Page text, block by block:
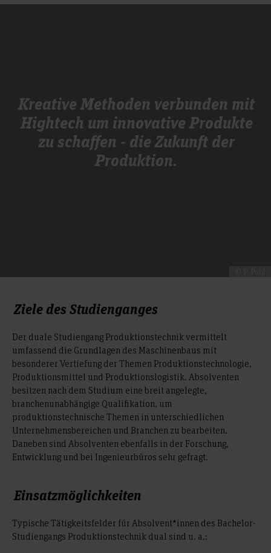
Kreative Methoden verbunden mit
Hightech um innovative Produkte
zu schaffen - die Zukunft der
Produktion.
Ziele des Studienganges
Der duale Studiengang Produktionstechnik vermittelt
umfassend die Grundlagen des Maschinenbaus mit
besonderer Vertiefung der Themen Produktionstechnologie,
Produktionsmittel und Produktionslogistik. Absolventen
besitzen nach dem Studium eine breit angelegte,
branchenunabhängige Qualifikation, um
produktionstechnische Themen in unterschiedlichen
Unternehmensbereichen und Branchen zu bearbeiten.
Daneben sind Absolventen ebenfalls in der Forschung,
Entwicklung und bei Ingenieurbüros sehr gefragt.
Einsatzmöglichkeiten
Typische Tätigkeitsfelder für Absolvent*innen des Bachelor-
Studiengangs Produktionstechnik dual sind u. a.: